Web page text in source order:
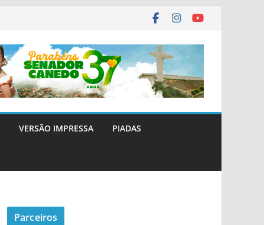
VERSÃO IMPRESSA PIADAS
Parceiros